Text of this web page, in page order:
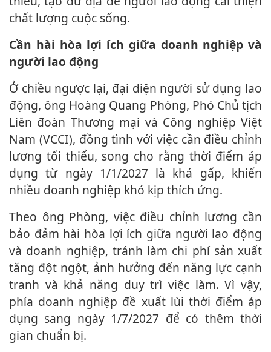
chất lượng cuộc sống.
Cần hài hòa lợi ích giữa doanh nghiệp và
người lao động
Ở chiều ngược lại, đại diện người sử dụng lao
động, ông Hoàng Quang Phòng, Phó Chủ tịch
Liên đoàn Thương mại và Công nghiệp Việt
Nam (VCCI), đồng tình với việc cần điều chỉnh
lương tối thiểu, song cho rằng thời điểm áp
dụng từ ngày 1/1/2027 là khá gấp, khiến
nhiều doanh nghiệp khó kịp thích ứng.
Theo ông Phòng, việc điều chỉnh lương cần
bảo đảm hài hòa lợi ích giữa người lao động
và doanh nghiệp, tránh làm chi phí sản xuất
tăng đột ngột, ảnh hưởng đến năng lực cạnh
tranh và khả năng duy trì việc làm. Vì vậy,
phía doanh nghiệp đề xuất lùi thời điểm áp
dụng sang ngày 1/7/2027 để có thêm thời
gian chuẩn bị.